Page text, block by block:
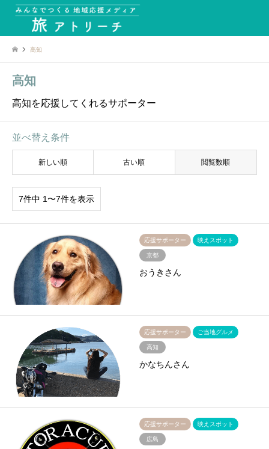
高知
高知
高知を応援してくれるサポーター
並べ替え条件
新しい順 古い順 閲覧数順
7件中 1〜7件を表示
応援サポーター 映えスポット
京都
おうきさん
応援サポーター ご当地グルメ
高知
かなちんさん
応援サポーター 映えスポット
広島